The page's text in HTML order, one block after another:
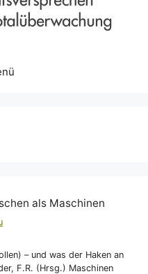
als Maschinen
– und was der Haken an
F.R. (Hrsg.) Maschinen